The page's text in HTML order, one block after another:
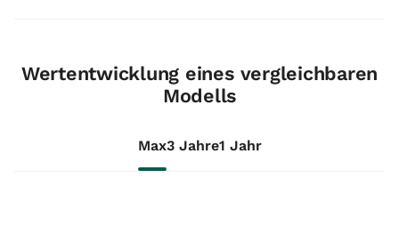
Wertentwicklung eines vergleichbaren
Modells
Max3 Jahre1 Jahr